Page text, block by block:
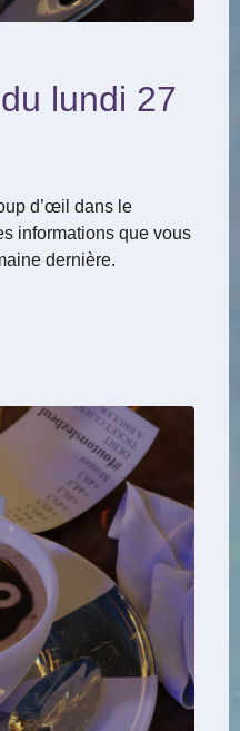
lundi 27
d’œil dans le
informations que vous
dernière.